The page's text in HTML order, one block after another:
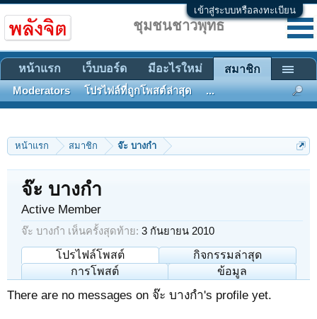
เข้าสู่ระบบหรือลงทะเบียน
หน้าแรก สมาชิก จ๊ะ บางกำ
จ๊ะ บางกำ
Active Member
จ๊ะ บางกำ เห็นครั้งสุดท้าย: 3 กันยายน 2010
โปรไฟล์โพสต์
กิจกรรมล่าสุด
การโพสต์
ข้อมูล
There are no messages on จ๊ะ บางกำ's profile yet.
ชุมชนชาวพุทธ
หน้าแรก เว็บบอร์ด มีอะไรใหม่ สมาชิก
Moderators โปรไฟล์ที่ถูกโพสต์ล่าสุด ...